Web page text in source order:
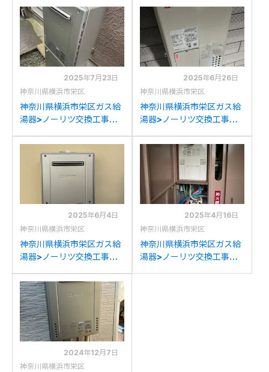
V2401SAWからリンナイ
RUF-K246SAW(A)への交
換
2022SAWX-Hからノーリ
ツGT-2470SAW-Hへの交
換
2025年7月23日
神奈川県横浜市栄区
神奈川県横浜市栄区ガス給
湯器>ノーリツ交換工事施
C2442ARXからノーリツ
GT-C2472SAW BLへの交
2025年6月26日
神奈川県横浜市栄区
神奈川県横浜市栄区ガス給
湯器>ノーリツ交換工事施
らノーリツGH-
712W3HBLへの交換
2025年6月4日
神奈川県横浜市栄区
神奈川県横浜市栄区ガス給
湯器>ノーリツ交換工事施
C2442SAWX-MBからノ
ーリツGT-C2472SAW BL
への交換
2025年4月16日
神奈川県横浜市栄区
神奈川県横浜市栄区ガス給
湯器>ノーリツ交換工事施
2024年12月7日
神奈川県横浜市栄区